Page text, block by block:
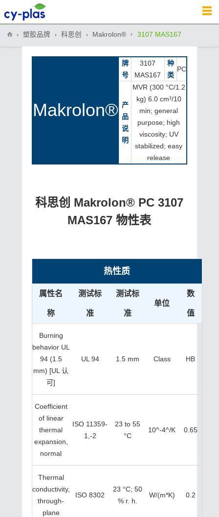
塑胶品牌 科思创 Makrolon® 3107 MAS167
Makrolon®
牌
号
3107
MAS167
种
类
PC
产
品
说
明
MVR (300 °C/1.2
kg) 6.0 cm³/10
min; general
purpose; high
viscosity; UV
stabilized; easy
release
科思创 Makrolon® PC 3107
MAS167 物性表
热性质
属性名
称
测试标
准
测试标
准
单位
数
值
Burning
behavior UL
94 (1.5
mm) [UL 认
可]
UL 94 1.5 mm Class HB
Coefficient
of linear
thermal
expansion,
normal
ISO 11359-
1,-2
23 to 55
°C
10^-4^/K 0.65
Thermal
conductivity,
through-
plane
ISO 8302
23 °C; 50
% r. h.
W/(m*K) 0.2